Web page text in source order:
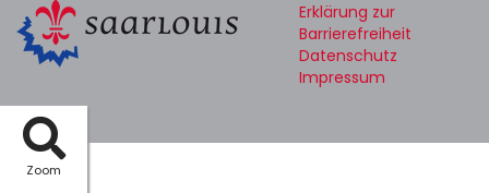
Zoom
Erklärung zur
Barrierefreiheit
Datenschutz
Impressum